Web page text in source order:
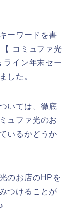
ーワードを書
コミュファ光
ライン年末セー
した。
いては、徹底
ュファ光のお
いるかどうか
のお店のHPを
つけることが